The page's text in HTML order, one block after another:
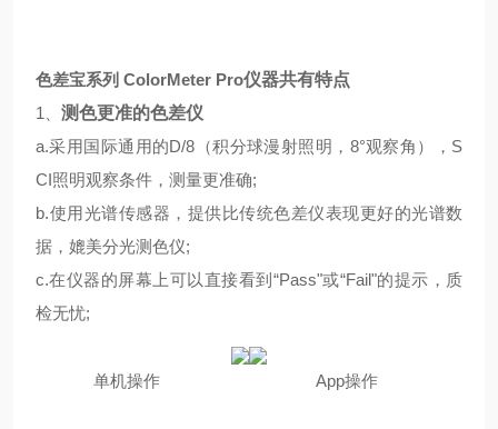
色差宝系列 ColorMeter Pro仪器共有特点
1、 测色更准的色差仪
a.采用国际通用的D/8（积分球漫射照明，8°观察角），S
CI照明观察条件，测量更准确;
b.使用光谱传感器，提供比传统色差仪表现更好的光谱数
据，媲美分光测色仪;
c.在仪器的屏幕上可以直接看到“Pass"或“Fail"的提示，质
检无忧;
单机操作 App操作